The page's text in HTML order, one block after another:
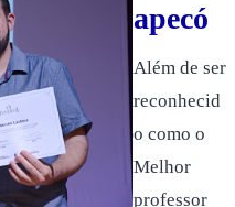
apecó
Além de ser
reconhecid
o como o
Melhor
professor